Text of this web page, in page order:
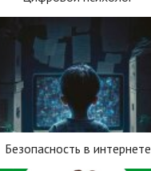
Безопасность в интернете